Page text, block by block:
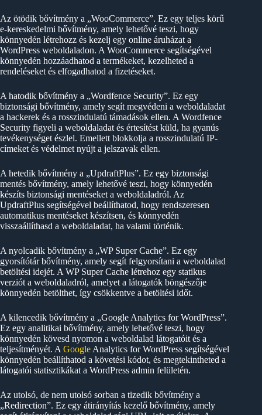
Az ötödik bővítmény a „WooCommerce”. Ez egy teljes körű
e-kereskedelmi bővítmény, amely lehetővé teszi, hogy
könnyedén létrehozz és kezelj egy online áruházat a
WordPress weboldaladon. A WooCommerce segítségével
könnyedén hozzáadhatod a termékeket, kezelheted a
rendeléseket és elfogadhatod a fizetéseket.
A hatodik bővítmény a „Wordfence Security”. Ez egy
biztonsági bővítmény, amely segít megvédeni a weboldaladat
a hackerek és a rosszindulatú támadások ellen. A Wordfence
Security figyeli a weboldaladat és értesítést küld, ha gyanús
tevékenységet észlel. Emellett blokkolja a rosszindulatú IP-
címeket és védelmet nyújt a jelszavak ellen.
A hetedik bővítmény a „UpdraftPlus”. Ez egy biztonsági
mentés bővítmény, amely lehetővé teszi, hogy könnyedén
készíts biztonsági mentéseket a weboldaladról. Az
UpdraftPlus segítségével beállíthatod, hogy rendszeresen
automatikus mentéseket készítsen, és könnyedén
visszaállíthasd a weboldaladat, ha valami történik.
A nyolcadik bővítmény a „WP Super Cache”. Ez egy
gyorsítótár bővítmény, amely segít felgyorsítani a weboldalad
betöltési idejét. A WP Super Cache létrehoz egy statikus
verziót a weboldaladról, amelyet a látogatók böngészője
könnyedén betölthet, így csökkentve a betöltési időt.
A kilencedik bővítmény a „Google Analytics for WordPress”.
Ez egy analitikai bővítmény, amely lehetővé teszi, hogy
könnyedén kövesd nyomon a weboldalad látogatóit és a
teljesítményét. A Google Analytics for WordPress segítségével
könnyedén beállíthatod a követési kódot, és megtekintheted a
látogatói statisztikákat a WordPress admin felületén.
Az utolsó, de nem utolsó sorban a tizedik bővítmény a
„Redirection”. Ez egy átirányítás kezelő bővítmény, amely